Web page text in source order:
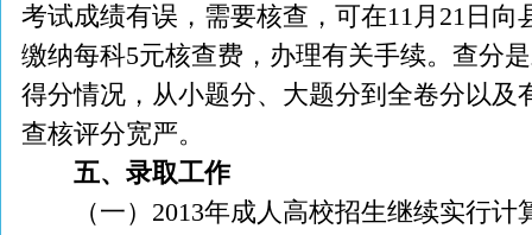
考试成绩有误，需要核查，可在11月21日
缴纳每科5元核查费，办理有关手续。查分
得分情况，从小题分、大题分到全卷分以及
查核评分宽严。
五、录取工作
（一）2013年成人高校招生继续实行计